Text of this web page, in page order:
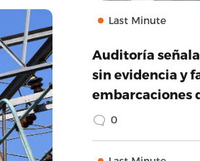
Last Minute
Auditoría
sin evidencia y
embarcaciones
0